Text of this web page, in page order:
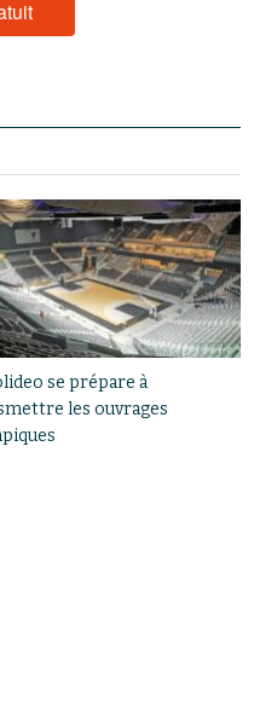
se prépare à
les ouvrages